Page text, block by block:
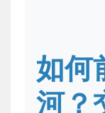
如何
河？